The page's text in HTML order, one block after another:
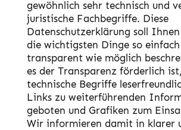
gewöhnlich sehr technisch und
juristische Fachbegriffe. Diese
Datenschutzerklärung soll
die wichtigsten Dinge so einfach
transparent wie möglich
es der Transparenz förderlich
technische Begriffe
Linkszu weiterführenden
geboten und Grafiken zum
Wir informieren damit in klarer